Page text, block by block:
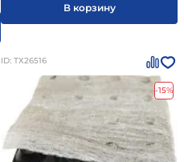
В корзину
ID: ТХ26516
-15%